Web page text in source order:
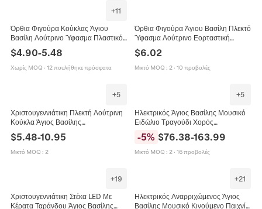
+11
Όρθια Φιγούρα Κούκλας Άγιου
Βασίλη Λούτρινο Ύφασμα Πλαστικό
Χριστουγεννιάτικη Διακόσμηση
Στολίδι Βιτρίνας
$4.90-5.48
Χωρίς MOQ · 12 πουλήθηκε πρόσφατα
Όρθια Φιγούρα Άγιου Βασίλη Πλεκτό
Ύφασμα Λούτρινο Εορταστική
Διακόσμηση Σκανδιναβικό Στυλ
Επιτραπέζιο Στολίδι Χριστούγεννα
$6.02
Μικτό MOQ : 2· 10 προβολές
+5
Χριστουγεννιάτικη Πλεκτή Λούτρινη
Κούκλα Άγιος Βασίλης
Επεκτάσιμο Διακοσμητικό Σπιτιού
Πάρτι Πρωτοχρονιά
$5.48-10.95
Μικτό MOQ : 2
+5
Ηλεκτρικός Άγιος Βασίλης Μουσικό
Ειδώλιο Τραγούδι Χορός
Ύφασμα Ανθεκτικό Πλαστικό
Εορταστικό Καλωσόρισμα
-5% $76.38-163.99
Μικτό MOQ : 2· 16 προβολές
+19
Χριστουγεννιάτικη Στέκα LED Με
Κέρατα Ταράνδου Άγιος Βασίλης
+21
Ηλεκτρικός Αναρριχώμενος Άγιος
Βασίλης Μουσικό Κινούμενο Παιχνίδι